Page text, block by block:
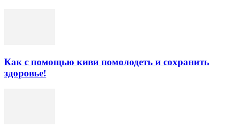
Как с помощью киви помолодеть и сохранить
здоровье!